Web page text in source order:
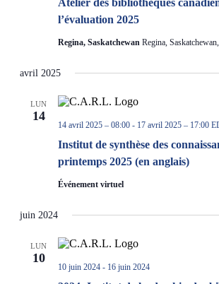
Atelier des bibliothèques
l’évaluation 2025
Regina, Saskatchewan Regina,
avril 2025
LUN
14
Institut de synthèse des
printemps 2025 (en anglais)
14 avril 2025 – 08:00- 17 avril 2025 – 17:00
Événement virtuel
juin 2024
LUN
10
10 juin 2024- 16 juin 2024